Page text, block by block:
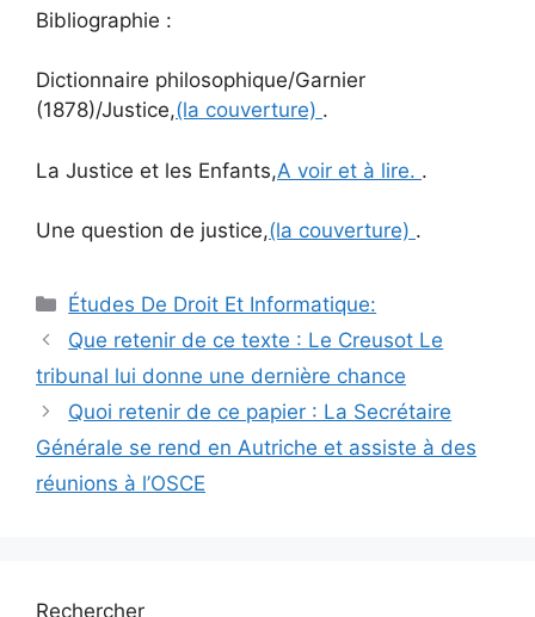
Bibliographie :
Dictionnaire philosophique/Garnier
(1878)/Justice,(la couverture) .
La Justice et les Enfants,A voir et à lire. .
Une question de justice,(la couverture) .
Catégories
Études De Droit Et Informatique:
Navigation
des
Que retenir de ce texte : Le Creusot Le
tribunal lui donne une dernière chance
Quoi retenir de ce papier : La Secrétaire
Générale se rend en Autriche et assiste à des
réunions à l’OSCE
Rechercher